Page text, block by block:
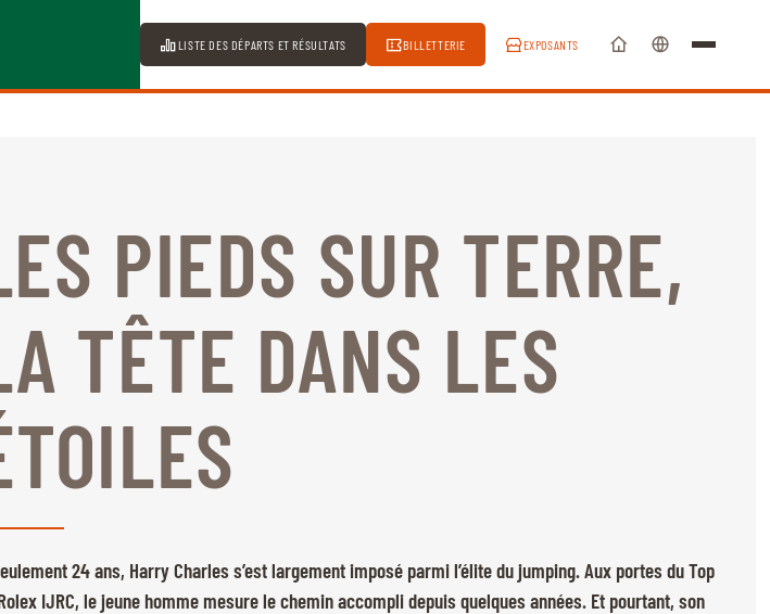
LISTE DES DÉPARTS ET RÉSULTATS BILLETTERIE EXPOSANTS
PIEDS SUR TERRE,
TÊTE DANS LES
24 ans, Harry Charles s’est largement imposé parmi l’élite du jumping. Aux portes du Top
IJRC, le jeune homme mesure le chemin accompli depuis quelques années. Et pourtant, son